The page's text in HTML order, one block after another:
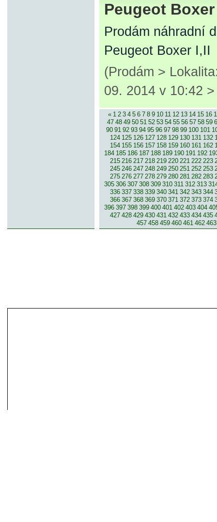
Peugeot
Prodám náhradní
Peugeot Boxer I,II
(Prodám >
09. 2014 v 10:42
« 1 2 3 4 5 6 7 8 9 10 11 12 13 14 15 16
47 48 49 50 51 52 53 54 55 56 57 58 59
90 91 92 93 94 95 96 97 98 99 100 101
124 125 126 127 128 129 130 131 132
154 155 156 157 158 159 160 161 162
184 185 186 187 188 189 190 191 192
215 216 217 218 219 220 221 222 223
245 246 247 248 249 250 251 252 253
275 276 277 278 279 280 281 282 283
305 306 307 308 309 310 311 312 313
336 337 338 339 340 341 342 343 344
366 367 368 369 370 371 372 373 374
396 397 398 399 400 401 402 403 404
427 428 429 430 431 432 433 434 435
457 458 459 460 461 462 463